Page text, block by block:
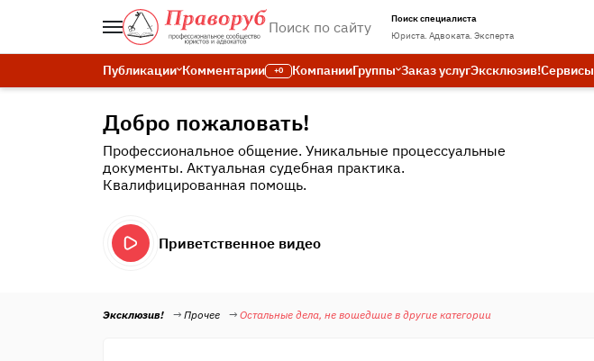
Поиск специалиста
Юриста. Адвоката. Эксперта
Публикации Комментарии +0 КомпанииГруппы Заказ услугЭксклюзив!Сервисы
Добро пожаловать!
Профессиональное общение. Уникальные процессуальные
документы. Актуальная судебная практика.
Квалифицированная помощь.
Приветственное видео
Эксклюзив! Прочее Остальные дела, не вошедшие в другие категории